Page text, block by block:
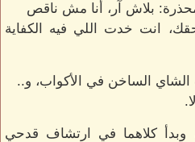
بلاش آر، أنا مش ناقص
انت خدت اللي فيه الكفاية
الشاي الساخن في الأكواب، و..
وبدأ كلاهما في ارتشاف قدحي